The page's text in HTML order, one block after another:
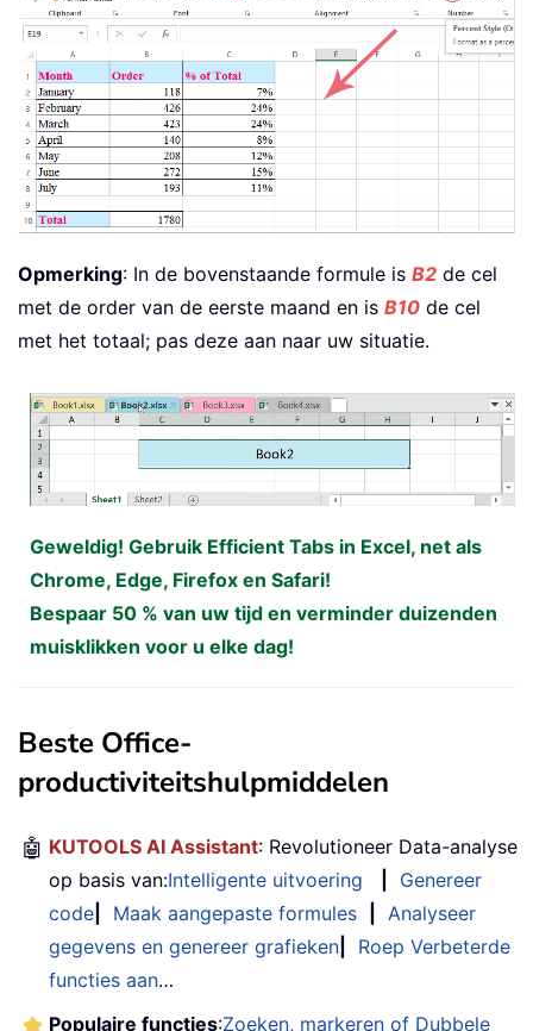
Opmerking: In de bovenstaande formule is B2 de cel
met de order van de eerste maand en is B10 de cel
met het totaal; pas deze aan naar uw situatie.
Geweldig! Gebruik Efficient Tabs in Excel, net als
Chrome, Edge, Firefox en Safari!
Bespaar 50 % van uw tijd en verminder duizenden
muisklikken voor u elke dag!
Beste Office-
productiviteitshulpmiddelen
🤖 KUTOOLS AI Assistant: Revolutioneer Data-analyse
op basis van:Intelligente uitvoering
Genereer
code
Maak aangepaste formules
Analyseer
gegevens en genereer grafieken
Roep Verbeterde
functies aan…
Populaire functies:Zoeken, markeren of Dubbele